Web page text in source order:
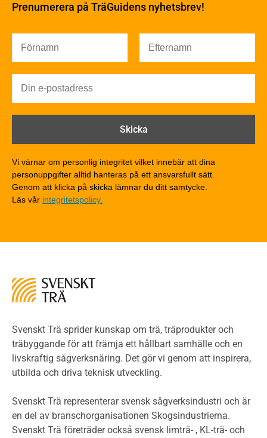
Värmeisolering och lufttäthet
Ljud
Brandsäkerhet
Brandsäkerhet
Brandförlopp i byggnader
Brandklasser för material och konstruktioner
Träkonstruktioners brandmotstånd
Detaljlösningar
Träytors brandegenskaper
Tekniska byten med sprinkler
Riskvärdering i flervåningsbostadshus
Miljöeffekter
LCA
Miljödeklarationer och märkning
Termer och förkortningar
Planering
Klimatkalkylator hallar
Projektering av trähus - generellt
Byggsystem
Prenumerera på TräGuidens nyhetsbrev!
Vi värnar om personlig integritet vilket innebär att dina
personuppgifter alltid hanteras på ett ansvarsfullt sätt.
Genom att klicka på skicka lämnar du ditt samtycke.
Läs vår integritetspolicy.
Svenskt Trä sprider kunskap om trä, träprodukter och
träbyggande för att främja ett hållbart samhälle och en
livskraftig sågverksnäring. Det gör vi genom att inspirera,
utbilda och driva teknisk utveckling.
Svenskt Trä representerar svensk sågverksindustri och är
en del av branschorganisationen Skogsindustrierna.
Svenskt Trä företräder också svensk limträ- , KL-trä- och